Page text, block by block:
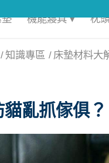
機能寢具 ▾ 枕
/知識專區 / 床墊材料大
亂抓傢俱？